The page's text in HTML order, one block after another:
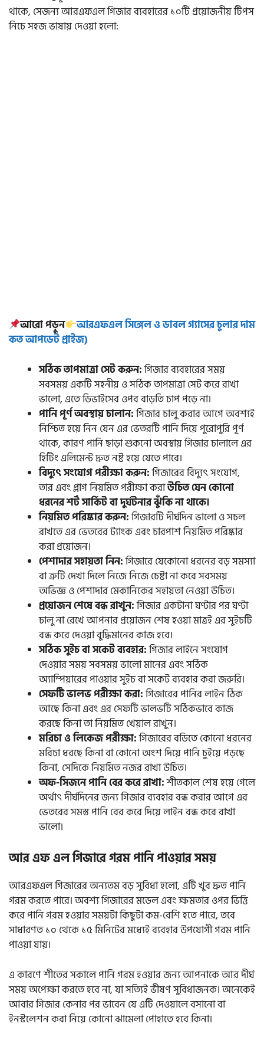
থাকে, সেজন্য আরএফএল গিজার ব্যবহারের ১০টি প্রয়োজনীয় টিপস
নিচে সহজ ভাষায় দেওয়া হলো:
আরো পড়ুন
আরএফএল সিঙ্গেল ও ডাবল গ্যাসের চুলার দাম
কত আপডেট প্রাইজ)
সঠিক তাপমাত্রা সেট করুন:গিজার ব্যবহারের সময়
সবসময় একটি সহনীয় ও সঠিক তাপমাত্রা সেট করে রাখা
ভালো, এতে ডিভাইসের ওপর বাড়তি চাপ পড়ে না।
পানি পূর্ণ অবস্থায় চালান:গিজার চালু করার আগে অবশ্যই
নিশ্চিত হয়ে নিন যেন এর ভেতরটি পানি দিয়ে পুরোপুরি পূর্ণ
থাকে, কারণ পানি ছাড়া শুকনো অবস্থায় গিজার চালালে এর
হিটিং এলিমেন্ট দ্রুত নষ্ট হয়ে যেতে পারে।
বিদ্যুৎ সংযোগ পরীক্ষা করুন:গিজারের বিদ্যুৎ সংযোগ,
তার এবং প্লাগ নিয়মিত পরীক্ষা করাউচিত যেন কোনো
ধরনের শর্ট সার্কিট বা দুর্ঘটনার ঝুঁকি না থাকে।
নিয়মিত পরিষ্কার করুন:গিজারটি দীর্ঘদিন ভালো ও সচল
রাখতে এর ভেতরের ট্যাংক এবং চারপাশ নিয়মিত পরিষ্কার
করা প্রয়োজন।
পেশাদার সহায়তা নিন:গিজারে যেকোনো ধরনের বড় সমস্যা
বা ত্রুটি দেখা দিলে নিজে নিজে চেষ্টা না করে সবসময়
অভিজ্ঞ ও পেশাদার মেকানিকের সহায়তা নেওয়া উচিত।
প্রয়োজন শেষে বন্ধ রাখুন:গিজার একটানা ঘণ্টার পর ঘণ্টা
চালু না রেখে আপনার প্রয়োজন শেষ হওয়া মাত্রই এর সুইচটি
বন্ধ করে দেওয়া বুদ্ধিমানের কাজ হবে।
সঠিক সুইচ বা সকেট ব্যবহার:গিজার লাইনে সংযোগ
দেওয়ার সময় সবসময় ভালো মানের এবং সঠিক
অ্যাম্পিয়ারের পাওয়ার সুইচ বা সকেট ব্যবহার করা জরুরি।
সেফটি ভালভ পরীক্ষা করা:গিজারের পানির লাইন ঠিক
আছে কিনা এবং এর সেফটি ভালভটি সঠিকভাবে কাজ
করছে কিনা তা নিয়মিত খেয়াল রাখুন।
মরিচা ও লিকেজ পরীক্ষা:গিজারের বডিতে কোনো ধরনের
মরিচা ধরছে কিনা বা কোনো অংশ দিয়ে পানি চুইয়ে পড়ছে
কিনা, সেদিকে নিয়মিত নজর রাখা উচিত।
অফ-সিজনে পানি বের করে রাখা:শীতকাল শেষ হয়ে গেলে
অর্থাৎ দীর্ঘদিনের জন্য গিজার ব্যবহার বন্ধ করার আগে এর
ভেতরের সমস্ত পানি বের করে দিয়ে লাইন বন্ধ করে রাখা
ভালো।
আর এফ এল গিজারে গরম পানি পাওয়ার সময়
আরএফএল গিজারের অন্যতম বড় সুবিধা হলো, এটি খুব দ্রুত পানি
গরম করতে পারে। অবশ্য গিজারের মডেল এবং ক্ষমতার ওপর ভিত্তি
করে পানি গরম হওয়ার সময়টা কিছুটা কম-বেশি হতে পারে, তবে
সাধারণত ১০ থেকে ১৫ মিনিটের মধ্যেই ব্যবহার উপযোগী গরম পানি
পাওয়া যায়।
এ কারণে শীতের সকালে পানি গরম হওয়ার জন্য আপনাকে আর দীর্ঘ
সময় অপেক্ষা করতে হবে না, যা সত্যিই ভীষণ সুবিধাজনক। অনেকেই
আবার গিজার কেনার পর ভাবেন যে এটি দেওয়ালে বসানো বা
ইনস্টলেশন করা নিয়ে কোনো ঝামেলা পোহাতে হবে কিনা।